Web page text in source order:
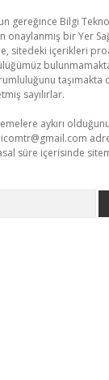
gereğince Bilgi
onaylanmış bir Yer
sitedeki içerikleri
sayılırlar.
aykırı
süre içerisinde